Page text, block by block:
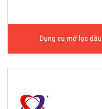
Dụng cụ mở lọc